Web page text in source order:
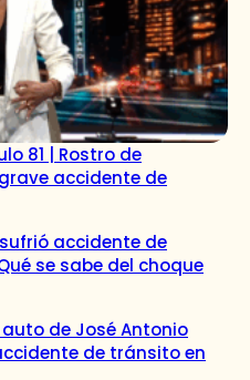
81 | Rostro de
accidente de
accidente de
se sabe del choque
auto de José Antonio
de tránsito en